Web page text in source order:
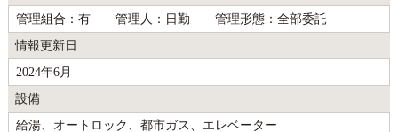
管理組合：有 管理人：日勤 管理形態：全部委託
情報更新日
2024年6月
設備
給湯、オートロック、都市ガス、エレベーター